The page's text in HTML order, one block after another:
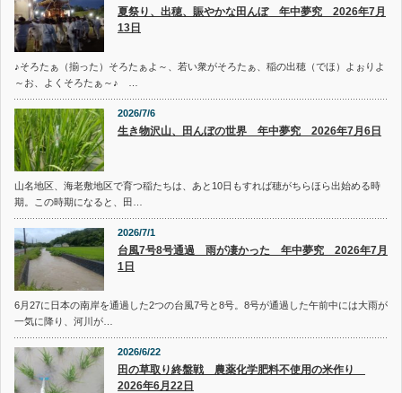
夏祭り、出穂、賑やかな田んぼ 年中夢究 2026年7月
13日
♪そろたぁ（揃った）そろたぁよ～、若い衆がそろたぁ、稲の出穂（でほ）よぉりよ
～お、よくそろたぁ～♪ …
2026/7/6
生き物沢山、田んぼの世界 年中夢究 2026年7月6日
山名地区、海老敷地区で育つ稲たちは、あと10日もすれば穂がちらほら出始める時
期。この時期になると、田…
2026/7/1
台風7号8号通過 雨が凄かった 年中夢究 2026年7月
1日
6月27に日本の南岸を通過した2つの台風7号と8号。8号が通過した午前中には大雨が
一気に降り、河川が…
2026/6/22
田の草取り終盤戦 農薬化学肥料不使用の米作り
2026年6月22日